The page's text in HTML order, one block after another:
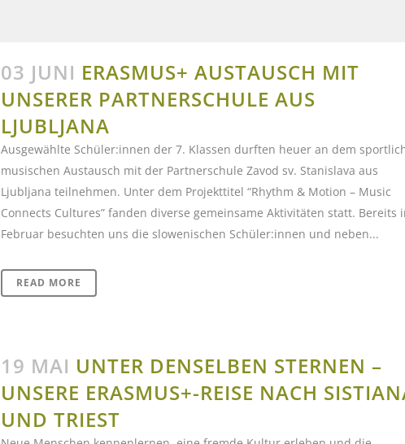
03 JUNI ERASMUS+ AUSTAUSCH MIT
UNSERER PARTNERSCHULE AUS
LJUBLJANA
Ausgewählte Schüler:innen der 7. Klassen durften heuer an dem
musischen Austausch mit der Partnerschule Zavod sv. Stanislava aus
Ljubljana teilnehmen. Unter dem Projekttitel “Rhythm & Motion – Music
Connects Cultures” fanden diverse gemeinsame Aktivitäten statt. Bereits
Februar besuchten uns die slowenischen Schüler:innen und neben...
READ MORE
19 MAI UNTER DENSELBEN STERNEN –
UNSERE ERASMUS+-REISE NACH
UND TRIEST